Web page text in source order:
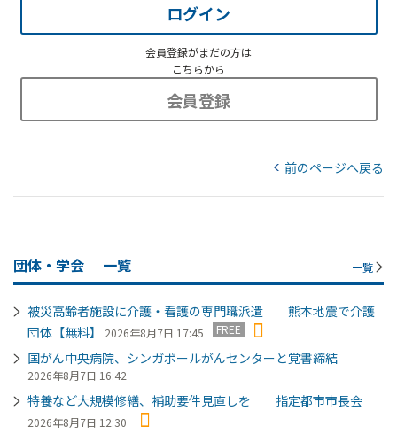
ログイン
会員登録がまだの方は
こちらから
会員登録
前のページへ戻る
団体・学会 一覧 一覧
被災高齢者施設に介護・看護の専門職派遣 熊本地震で介護
団体【無料】
2026年8月7日 17:45 FREE
国がん中央病院、シンガポールがんセンターと覚書締結
2026年8月7日 16:42
特養など大規模修繕、補助要件見直しを 指定都市市長会
2026年8月7日 12:30